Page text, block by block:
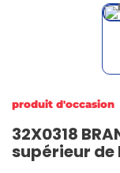
produit d'occasion
32X0318
supérieur